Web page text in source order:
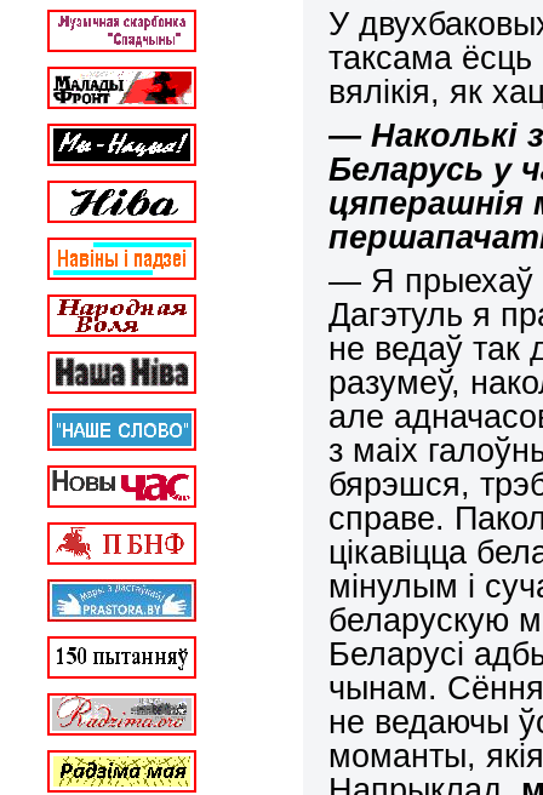
У
таксама ёсць
вялікія, як
— Наколькі
Беларусь у
цяперашнія
— Я прыехаў
Дагэтуль я
не ведаў так
разумеў,
але
з маіх
бярэшся,
справе.
цікавіцца
мінулым і
беларускую
Беларусі
чынам. Сёння
не ведаючы
моманты,